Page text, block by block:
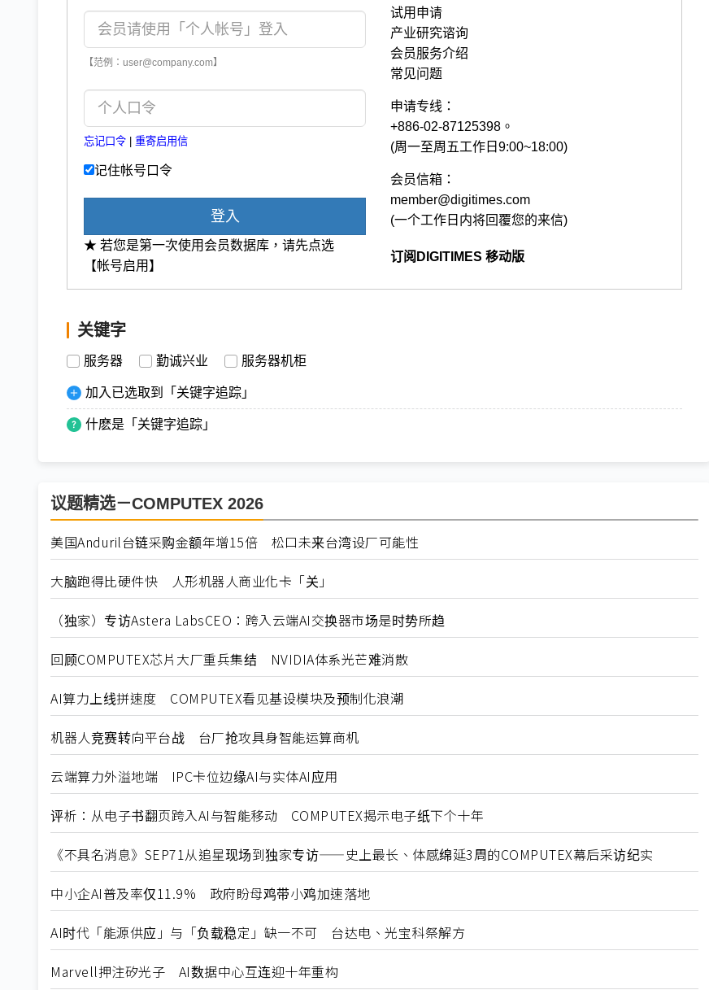
【范例：user@company.com】
忘记口令 重寄启用信
记住帐号口令
登入
★ 若您是第一次使用会员数据库，请先点选
【帐号启用】
试用申请
产业研究谘询
会员服务介绍
常见问题
申请专线：
+886-02-87125398。
(周一至周五工作日9:00~18:00)
会员信箱：
member@digitimes.com
(一个工作日内将回覆您的来信)
订阅DIGITIMES 移动版
关键字
服务器 勤诚兴业 服务器机柜
加入已选取到「关键字追踪」
什麽是「关键字追踪」
议题精选－COMPUTEX 2026
美国Anduril台链采购金额年增15倍 松口未来台湾设厂可能性
大脑跑得比硬件快 人形机器人商业化卡「关」
（独家）专访Astera LabsCEO：跨入云端AI交换器市场是时势所趋
回顾COMPUTEX芯片大厂重兵集结 NVIDIA体系光芒难消散
AI算力上线拼速度 COMPUTEX看见基设模块及预制化浪潮
机器人竞赛转向平台战 台厂抢攻具身智能运算商机
云端算力外溢地端 IPC卡位边缘AI与实体AI应用
评析：从电子书翻页跨入AI与智能移动 COMPUTEX揭示电子纸下个十年
《不具名消息》SEP71从追星现场到独家专访——史上最长、体感绵延3周的COMPUTEX幕后采访纪实
中小企AI普及率仅11.9% 政府盼母鸡带小鸡加速落地
AI时代「能源供应」与「负载稳定」缺一不可 台达电、光宝科祭解方
Marvell押注矽光子 AI数据中心互连迎十年重构